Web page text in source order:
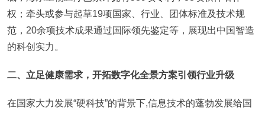
权；牵头或参与起草19项国家、行业、团体标准及技术规
范，20余项技术成果通过国际领先鉴定等，展现出中国智造
的科创实力。
二、立足健康需求，开拓数字化全景方案引领行业升级
在国家大力发展“硬科技”的背景下,信息技术的蓬勃发展给国